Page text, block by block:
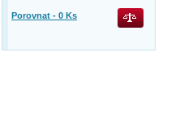
Porovnat - 0 Ks